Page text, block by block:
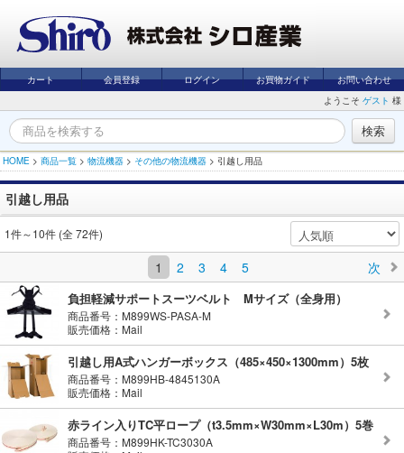
カート 会員登録 ログイン お買物ガイド
お問い合わせ
ようこそ ゲスト 様
HOME > 商品一覧 > 物流機器 > その他の物流機器 > 引越し用品
引越し用品
1件～10件 (全 72件)
1 2 3 4 5 次
負担軽減サポートスーツベルト Mサイズ（全身用）
商品番号：M899WS-PASA-M
販売価格：Mail
引越し用A式ハンガーボックス（485×450×1300mm）5枚
商品番号：M899HB-4845130A
販売価格：Mail
赤ライン入りTC平ロープ（t3.5mm×W30mm×L30m）5巻
商品番号：M899HK-TC3030A